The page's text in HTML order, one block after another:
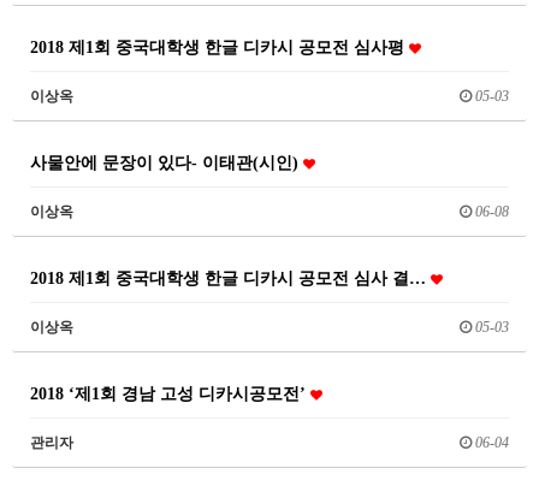
2018 제1회 중국대학생 한글 디카시 공모전 심사평
이상옥 05-03
사물안에 문장이 있다- 이태관(시인)
이상옥 06-08
2018 제1회 중국대학생 한글 디카시 공모전 심사 결…
이상옥 05-03
2018 ‘제1회 경남 고성 디카시공모전’
관리자 06-04